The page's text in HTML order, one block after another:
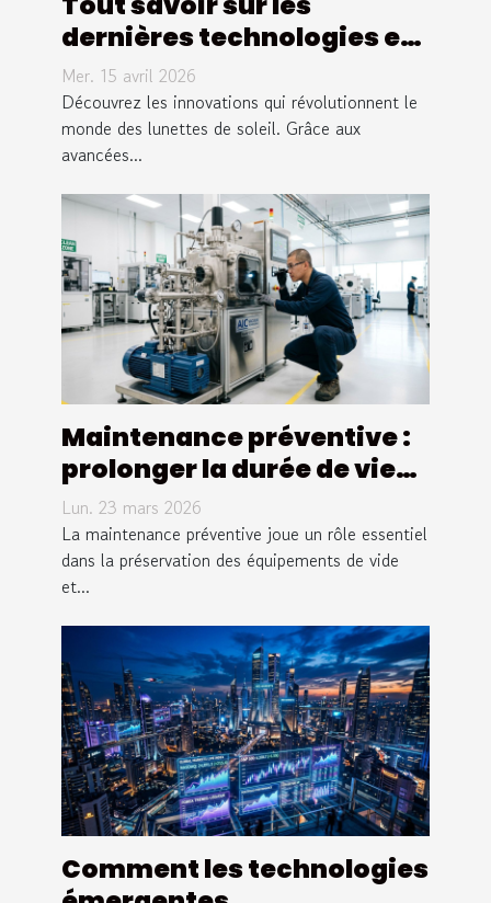
dernières technologies en
lunettes de soleil
Mer. 15 avril 2026
Découvrez les innovations qui révolutionnent le
monde des lunettes de soleil. Grâce aux
avancées...
Maintenance préventive :
prolonger la durée de vie
de vos équipements de
vide
Lun. 23 mars 2026
La maintenance préventive joue un rôle essentiel
dans la préservation des équipements de vide
et...
Comment les technologies